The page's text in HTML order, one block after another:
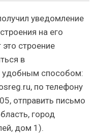
уведомление
на его
строение
в
способом:
по телефону
отправить письмо
город
дом 1).